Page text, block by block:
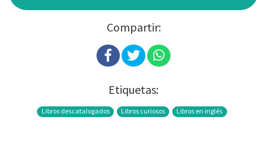
Compartir:
Etiquetas:
Libros descatalogados Libros curiosos Libros en inglés